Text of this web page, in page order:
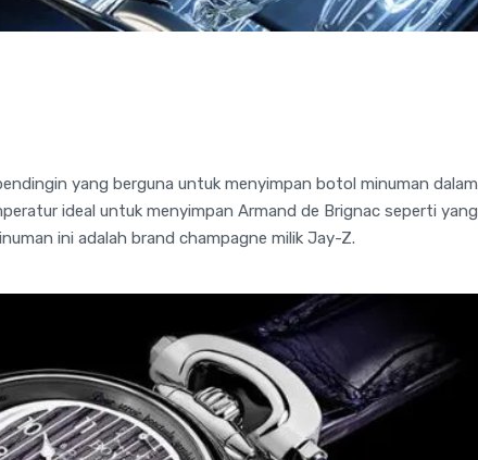
yang berguna untuk menyimpan botol minuman dalam
ideal untuk menyimpan Armand de Brignac seperti yang
ini adalah brand champagne milik Jay-Z.